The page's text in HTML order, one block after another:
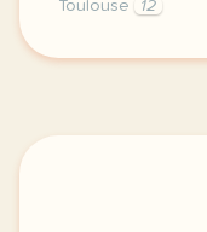
Toulouse
12
le respect de